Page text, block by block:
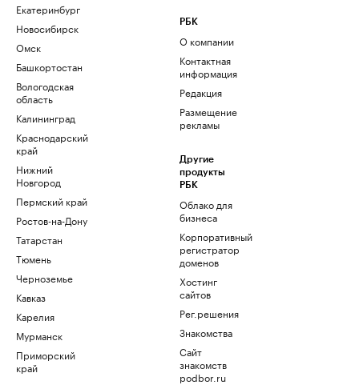
Екатеринбург
Новосибирск
Омск
Башкортостан
Вологодская
область
Калининград
Краснодарский
край
Нижний
Новгород
Пермский край
Ростов-на-Дону
Татарстан
Тюмень
Черноземье
Кавказ
Карелия
Мурманск
Приморский
край
РБК
О компании
Контактная
информация
Редакция
Размещение
рекламы
Другие
продукты
РБК
Облако для
бизнеса
Корпоративный
регистратор
доменов
Хостинг
сайтов
Рег.решения
Знакомства
Сайт
знакомств
podbor.ru